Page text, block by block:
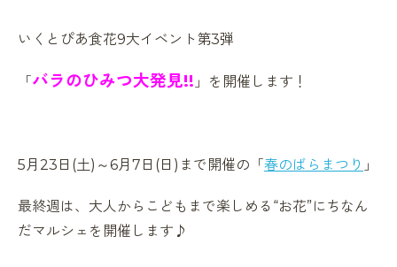
いくとぴあ食花9大イベント第3弾
「バラのひみつ大発見!! 」を開催します！
5月23日(土)～6月7日(日)まで開催の「 春のばらまつり 」
最終週は、大人からこどもまで楽しめる“お花”にちなん
だマルシェを開催します♪